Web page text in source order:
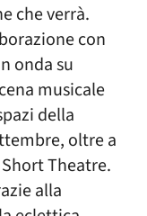
che verrà.
con
onda su
musicale
della
oltre a
Theatre.
alla